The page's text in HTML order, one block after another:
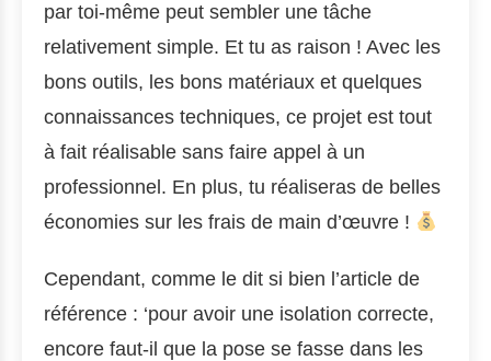
par toi-même peut sembler une tâche
relativement simple. Et tu as raison ! Avec les
bons outils, les bons matériaux et quelques
connaissances techniques, ce projet est tout
à fait réalisable sans faire appel à un
professionnel. En plus, tu réaliseras de belles
économies sur les frais de main d’œuvre !
Cependant, comme le dit si bien l’article de
référence : ‘pour avoir une isolation correcte,
encore faut-il que la pose se fasse dans les